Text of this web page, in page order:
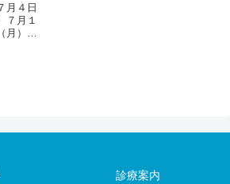
月４日
７月１
）休
診療案内